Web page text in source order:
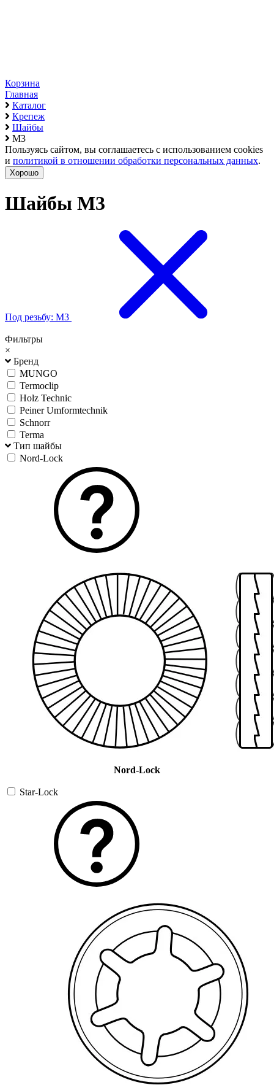
Корзина
Главная
Каталог
Крепеж
Шайбы
М3
Пользуясь сайтом, вы соглашаетесь с использованием cookies
и политикой в отношении обработки персональных данных.
Хорошо
Шайбы М3
Под резьбу: М3
Фильтры
×
Бренд
MUNGO
Termoclip
Holz Technic
Peiner Umformtechnik
Schnorr
Terma
Тип шайбы
Nord-Lock
Nord-Lock
Star-Lock